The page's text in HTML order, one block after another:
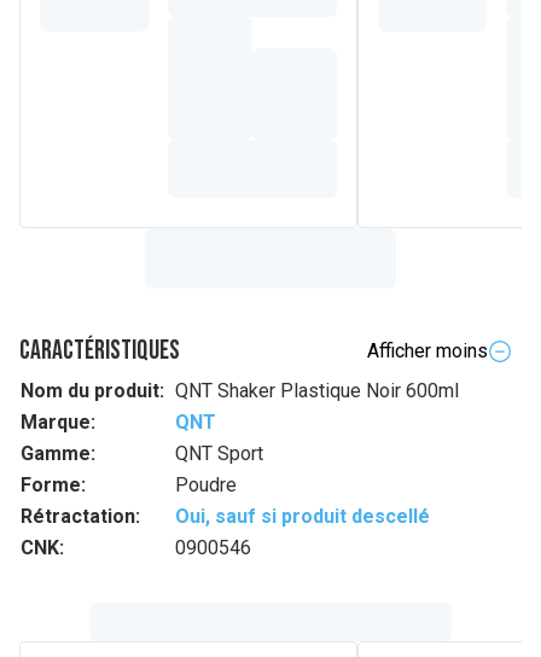
Caractéristiques
Afficher moins
Nom du produit: QNT Shaker Plastique Noir 600ml
Marque:
QNT
Gamme:
QNT Sport
Forme:
Poudre
Rétractation:
Oui, sauf si produit descellé
CNK:
0900546